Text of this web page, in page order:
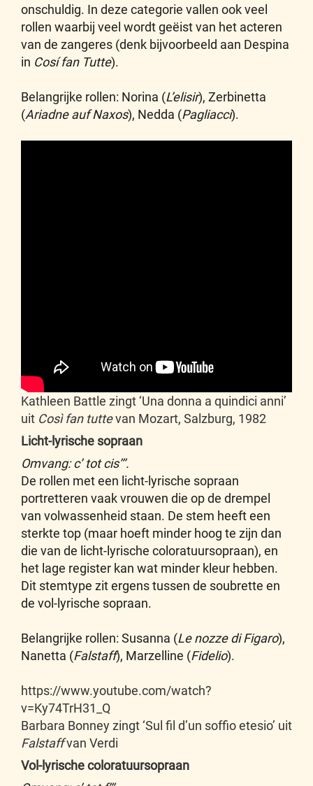
onschuldig. In deze categorie vallen ook veel
rollen waarbij veel wordt geëist van het acteren
van de zangeres (denk bijvoorbeeld aan Despina
in Cosí fan Tutte).
Belangrijke rollen: Norina (L’elisir), Zerbinetta
(Ariadne auf Naxos), Nedda (Pagliacci).
Kathleen Battle zingt ‘Una donna a quindici anni’
uit Così fan tuttevan Mozart, Salzburg, 1982
Licht-lyrische sopraan
Omvang: c’ tot cis’’’.
De rollen met een licht-lyrische sopraan
portretteren vaak vrouwen die op de drempel
van volwassenheid staan. De stem heeft een
sterkte top (maar hoeft minder hoog te zijn dan
die van de licht-lyrische coloratuursopraan), en
het lage register kan wat minder kleur hebben.
Dit stemtype zit ergens tussen de soubrette en
de vol-lyrische sopraan.
Belangrijke rollen: Susanna (Le nozze di Figaro),
Nanetta (Falstaff), Marzelline (Fidelio).
https://www.youtube.com/watch?
v=Ky74TrH31_Q
Barbara Bonney zingt ‘Sul fil d’un soffio etesio’ uit
Falstaffvan Verdi
Vol-lyrische coloratuursopraan